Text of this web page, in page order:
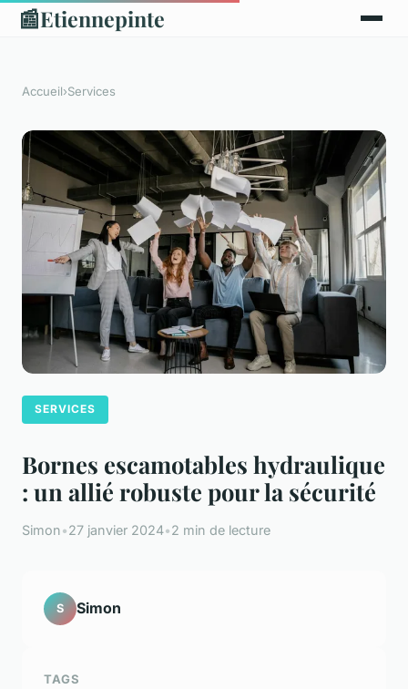
📰Etiennepinte
Accueil›Services
SERVICES
Bornes escamotables hydraulique
: un allié robuste pour la sécurité
Simon•27 janvier 2024•2 min de lecture
S Simon
TAGS